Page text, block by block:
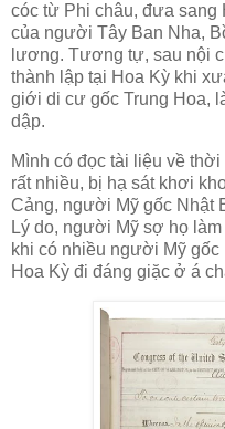
cóc từ Phi châu, đưa sang
của người Tây Ban Nha,
lương. Tương tự, sau nội
thành lập tại Hoa Kỳ khi
giới di cư gốc Trung Hoa,
dập.
Mình có đọc tài liệu về
rất nhiều, bị hạ sát khơi
Cảng, người Mỹ gốc Nhật
Lý do, người Mỹ sợ họ
khi có nhiều người Mỹ gốc
Hoa Kỳ đi đáng giặc ở á